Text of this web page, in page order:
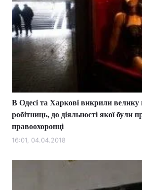
Тема оформлення
В Одесі та Харкові викрили велику
робітниць, до діяльності якої були
правоохоронці
16:01, 04.04.2018